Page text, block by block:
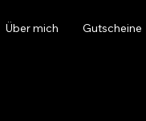
Über mich Gutscheine